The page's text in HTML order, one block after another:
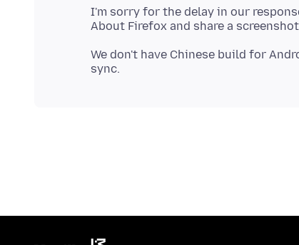
I'm sorry for the delay in our
We don't have Chinese build for